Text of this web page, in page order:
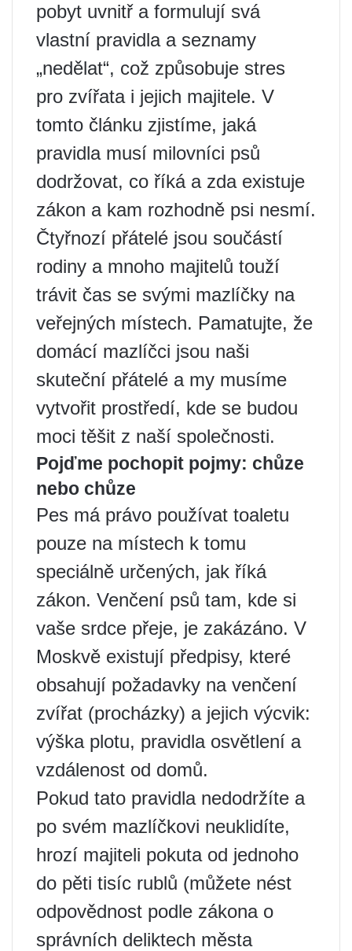
pobyt uvnitř a formulují svá
vlastní pravidla a seznamy
„nedělat“, což způsobuje stres
pro zvířata i jejich majitele. V
tomto článku zjistíme, jaká
pravidla musí milovníci psů
dodržovat, co říká a zda existuje
zákon a kam rozhodně psi nesmí.
Čtyřnozí přátelé jsou součástí
rodiny a mnoho majitelů touží
trávit čas se svými mazlíčky na
veřejných místech. Pamatujte, že
domácí mazlíčci jsou naši
skuteční přátelé a my musíme
vytvořit prostředí, kde se budou
moci těšit z naší společnosti.
Pojďme pochopit pojmy: chůze
nebo chůze
Pes má právo používat toaletu
pouze na místech k tomu
speciálně určených, jak říká
zákon. Venčení psů tam, kde si
vaše srdce přeje, je zakázáno. V
Moskvě existují předpisy, které
obsahují požadavky na venčení
zvířat (procházky) a jejich výcvik:
výška plotu, pravidla osvětlení a
vzdálenost od domů.
Pokud tato pravidla nedodržíte a
po svém mazlíčkovi neuklidíte,
hrozí majiteli pokuta od jednoho
do pěti tisíc rublů (můžete nést
odpovědnost podle zákona o
správních deliktech města